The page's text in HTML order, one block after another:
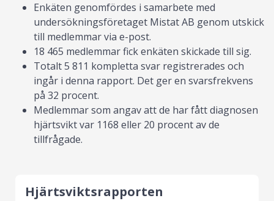
Enkäten genomfördes i samarbete med
undersökningsföretaget Mistat AB genom utskick
till medlemmar via e-post.
18 465 medlemmar fick enkäten skickade till sig.
Totalt 5 811 kompletta svar registrerades och
ingår i denna rapport. Det ger en svarsfrekvens
på 32 procent.
Medlemmar som angav att de har fått diagnosen
hjärtsvikt var 1168 eller 20 procent av de
tillfrågade.
Hjärtsviktsrapporten